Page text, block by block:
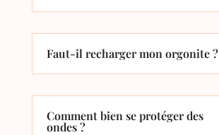
Faut-il recharger mon orgonite ?
Comment bien se protéger des
ondes ?